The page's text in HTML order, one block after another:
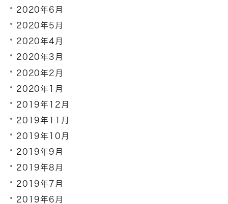
2020年6月
2020年5月
2020年4月
2020年3月
2020年2月
2020年1月
2019年12月
2019年11月
2019年10月
2019年9月
2019年8月
2019年7月
2019年6月